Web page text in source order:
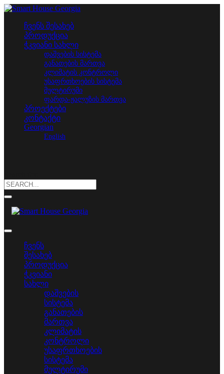
ჩვენს შესახებ
პროდუქცია
ჭკვიანი სახლი
დაშვების სისტემა
განათების მართვა
კლიმატის კონტროლი
უსაფრთხოების სისტემა
მულტირუმი
ფარდა-ჟალუზის მართვა
პროექტები
კონტაქტი
Georgian
English
ჩვენს
შესახებ
პროდუქცია
ჭკვიანი
სახლი
დაშვების
სისტემა
განათების
მართვა
კლიმატის
კონტროლი
უსაფრთხოების
სისტემა
მულტირუმი